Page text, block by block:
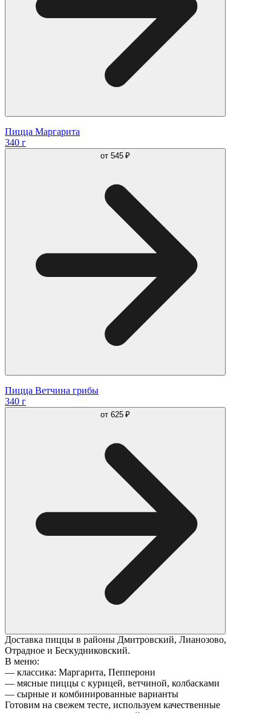
Пицца Маргарита
340 г
от 545 ₽
Пицца Ветчина грибы
340 г
от 625 ₽
Доставка пиццы в районы Дмитровский, Лианозово,
Отрадное и Бескудниковский.
В меню:
— классика: Маргарита, Пепперони
— мясные пиццы с курицей, ветчиной, колбасками
— сырные и комбинированные варианты
Готовим на свежем тесте, используем качественные